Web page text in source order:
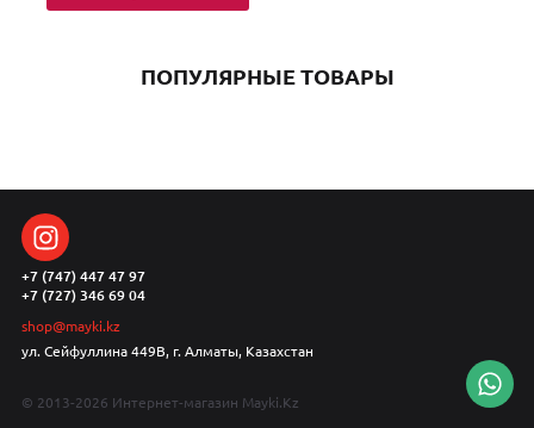
ПОПУЛЯРНЫЕ ТОВАРЫ
+7 (747) 447 47 97
+7 (727) 346 69 04
shop@mayki.kz
ул. Сейфуллина 449В, г. Алматы, Казахстан
© 2013-2026 Интернет-магазин Mayki.Kz